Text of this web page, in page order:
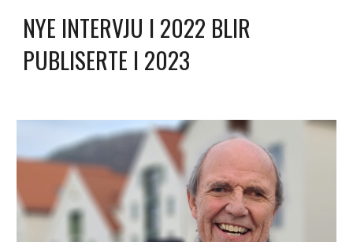
NYE INTERVJU I 2022 BLIR
PUBLISERTE I 2023